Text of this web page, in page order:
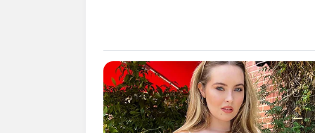
UNESCO-Schutz
Erdkrümmung ist auf
ergibt sich bei klarer Sicht
sind. Auch das Umland
an den Bodensee.